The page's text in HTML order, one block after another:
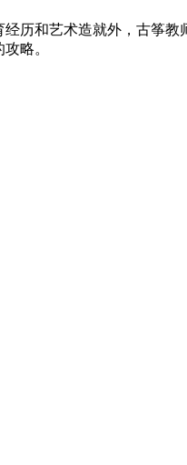
历和艺术造就外，古筝教
略。